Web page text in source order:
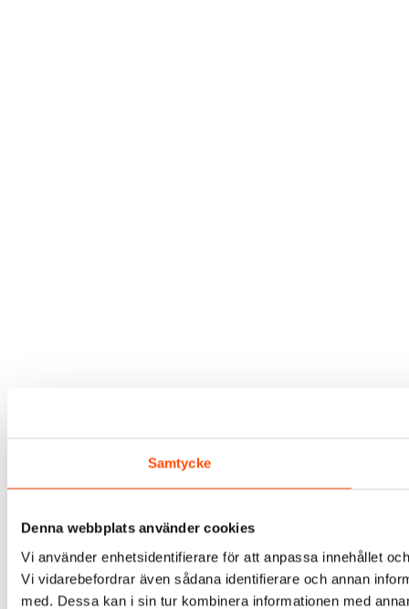
Samtycke
Denna webbplats använder cookies
Vi använder enhetsidentifierare för att anpassa innehållet
Vi vidarebefordrar även sådana identifierare och annan
med. Dessa kan i sin tur kombinera informationen med